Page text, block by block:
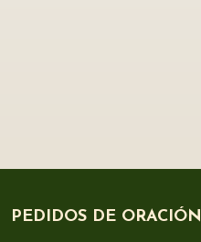
PEDIDOS DE ORACIÓN